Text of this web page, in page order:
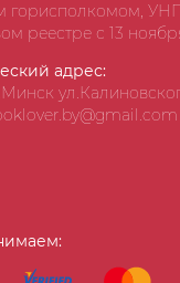
горисполкомом, УНП
реестре с 13
адрес: